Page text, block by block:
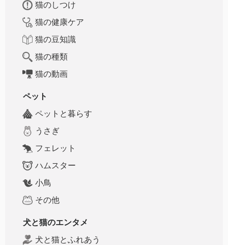
猫のしつけ
猫の健康ケア
猫の豆知識
猫の種類
猫の動画
ペット
ペットと暮らす
うさぎ
フェレット
ハムスター
小鳥
その他
犬と猫のエンタメ
犬と猫とふれあう